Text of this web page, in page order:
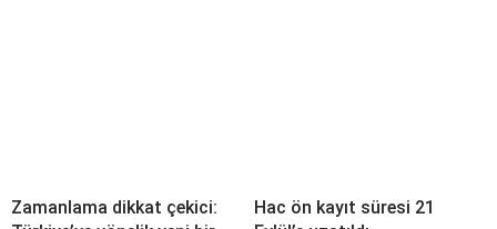
Zamanlama dikkat çekici:
Hac ön kayıt süresi 21